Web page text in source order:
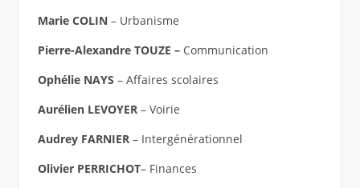
Marie COLIN – Urbanisme
Pierre-Alexandre TOUZE – Communication
Ophélie NAYS – Affaires scolaires
Aurélien LEVOYER– Voirie
Audrey FARNIER – Intergénérationnel
Olivier PERRICHOT– Finances